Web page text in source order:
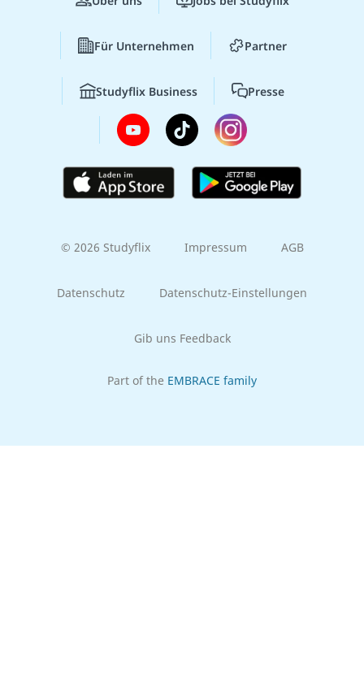
Für Unternehmen Partner
Studyflix Business Presse
© 2026 Studyflix Impressum AGB
Datenschutz Datenschutz-Einstellungen
Gib uns Feedback
Part of the EMBRACE family